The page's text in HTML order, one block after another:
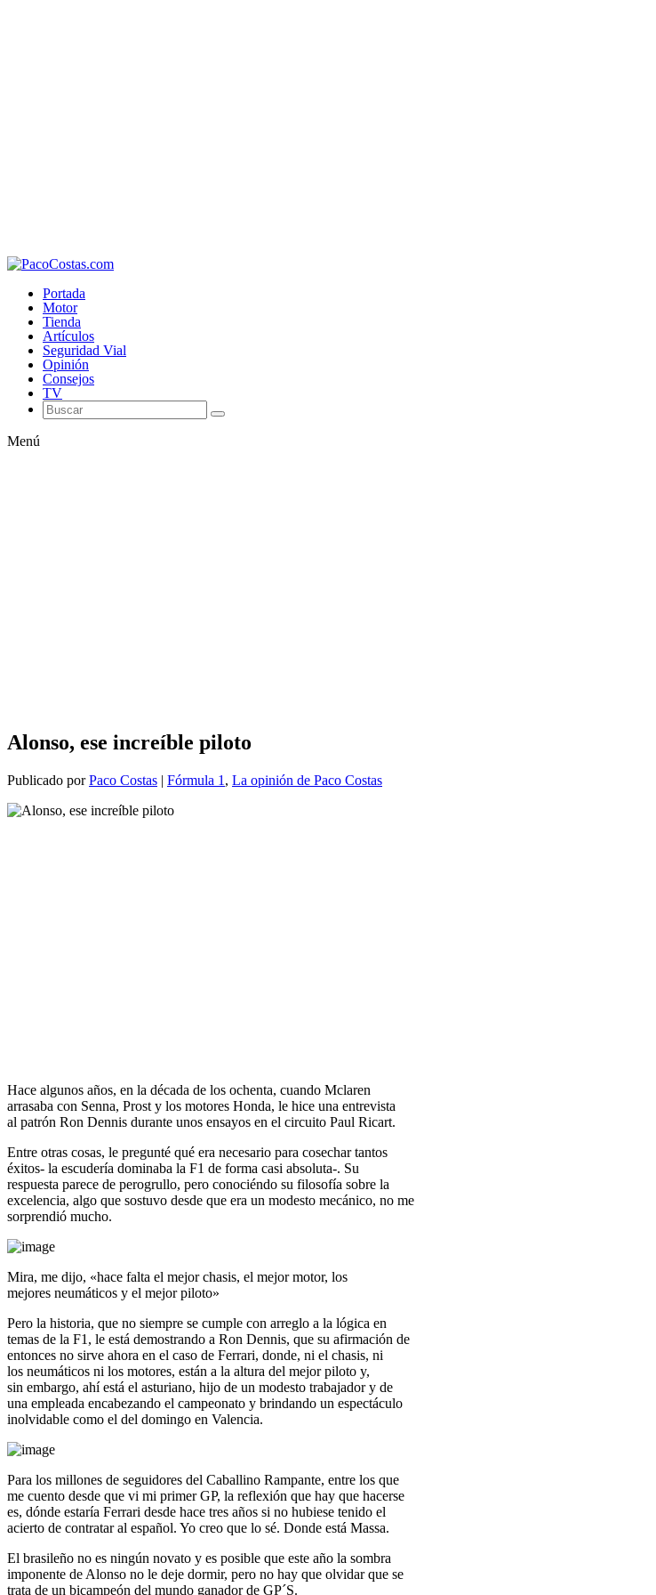
Portada
Motor
Tienda
Artículos
Seguridad Vial
Opinión
Consejos
TV
Menú
Alonso, ese increíble piloto
Publicado porPaco Costas | Fórmula 1 , La opinión de Paco Costas
Hace algunos años, en la década de los ochenta, cuando Mclaren
arrasaba con Senna, Prost y los motores Honda, le hice una entrevista
al patrón Ron Dennis durante unos ensayos en el circuito Paul Ricart.
Entre otras cosas, le pregunté qué era necesario para cosechar tantos
éxitos- la escudería dominaba la F1 de forma casi absoluta-. Su
respuesta parece de perogrullo, pero conociéndo su filosofía sobre la
excelencia, algo que sostuvo desde que era un modesto mecánico, no me
sorprendió mucho.
Mira, me dijo, «hace falta el mejor chasis, el mejor motor, los
mejores neumáticos y el mejor piloto»
Pero la historia, que no siempre se cumple con arreglo a la lógica en
temas de la F1, le está demostrando a Ron Dennis, que su afirmación de
entonces no sirve ahora en el caso de Ferrari, donde, ni el chasis, ni
los neumáticos ni los motores, están a la altura del mejor piloto y,
sin embargo, ahí está el asturiano, hijo de un modesto trabajador y de
una empleada encabezando el campeonato y brindando un espectáculo
inolvidable como el del domingo en Valencia.
Para los millones de seguidores del Caballino Rampante, entre los que
me cuento desde que vi mi primer GP, la reflexión que hay que hacerse
es, dónde estaría Ferrari desde hace tres años si no hubiese tenido el
acierto de contratar al español. Yo creo que lo sé. Donde está Massa.
El brasileño no es ningún novato y es posible que este año la sombra
imponente de Alonso no le deje dormir, pero no hay que olvidar que se
trata de un bicampeón del mundo ganador de GP´S.